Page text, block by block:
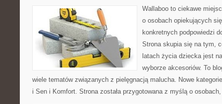
Wallaboo to ciekawe
o osobach opiekujących
konkretnych podpowiedzi
Strona skupia się na tym,
latach życia dziecka jest
wyborze akcesoriów. To
wiele tematów związanych z pielęgnacją malucha. Nowe
i Sen i Komfort. Strona została przygotowana z myślą o